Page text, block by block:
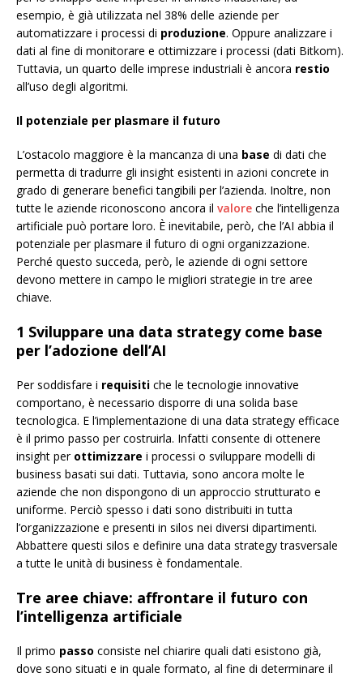
esempio, è già utilizzata nel 38% delle aziende per
automatizzare i processi di produzione. Oppure analizzare i
dati al fine di monitorare e ottimizzare i processi (dati Bitkom).
Tuttavia, un quarto delle imprese industriali è ancora restio
all’uso degli algoritmi.
Il potenziale per plasmare il futuro
L’ostacolo maggiore è la mancanza di una base di dati che
permetta di tradurre gli insight esistenti in azioni concrete in
grado di generare benefici tangibili per l’azienda. Inoltre, non
tutte le aziende riconoscono ancora il valore che l’intelligenza
artificiale può portare loro. È inevitabile, però, che l’AI abbia il
potenziale per plasmare il futuro di ogni organizzazione.
Perché questo succeda, però, le aziende di ogni settore
devono mettere in campo le migliori strategie in tre aree
chiave.
1 Sviluppare una data strategy come base
per l’adozione dell’AI
Per soddisfare i requisiti che le tecnologie innovative
comportano, è necessario disporre di una solida base
tecnologica. E l’implementazione di una data strategy efficace
è il primo passo per costruirla. Infatti consente di ottenere
insight per ottimizzare i processi o sviluppare modelli di
business basati sui dati. Tuttavia, sono ancora molte le
aziende che non dispongono di un approccio strutturato e
uniforme. Perciò spesso i dati sono distribuiti in tutta
l’organizzazione e presenti in silos nei diversi dipartimenti.
Abbattere questi silos e definire una data strategy trasversale
a tutte le unità di business è fondamentale.
Tre aree chiave: affrontare il futuro con
l’intelligenza artificiale
Il primo passo consiste nel chiarire quali dati esistono già,
dove sono situati e in quale formato, al fine di determinare il